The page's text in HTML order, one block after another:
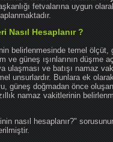
fetvalarına uygun
Nasıl Hesaplanır ?
belirlenmesinde temel ölçüt,
ve güneş ışınlarının düşme
ulaşması ve batışı namaz
unsurlardır. Bunlara ek
güneş doğmadan önce
namaz vakitlerinin
nasıl hesaplanır?"